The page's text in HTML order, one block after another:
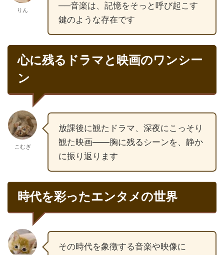
りん
──音楽は、記憶をそっと呼び起こす
鍵のような存在です
心に残るドラマと映画のワンシー
ン
こむぎ
放課後に観たドラマ、深夜にこっそり
観た映画――胸に残るシーンを、静か
に振り返ります
時代を彩ったエンタメの世界
その時代を象徴する音楽や映像に